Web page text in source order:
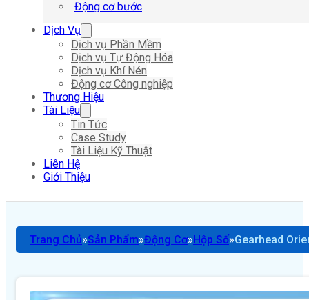
Động cơ bước
Dịch Vụ
Dịch vụ Phần Mềm
Dịch vụ Tự Động Hóa
Dịch vụ Khí Nén
Động cơ Công nghiệp
Thương Hiệu
Tài Liệu
Tin Tức
Case Study
Tài Liệu Kỹ Thuật
Liên Hệ
Giới Thiệu
Trang Chủ Sản Phẩm Động Cơ Hộp Số Gearhead